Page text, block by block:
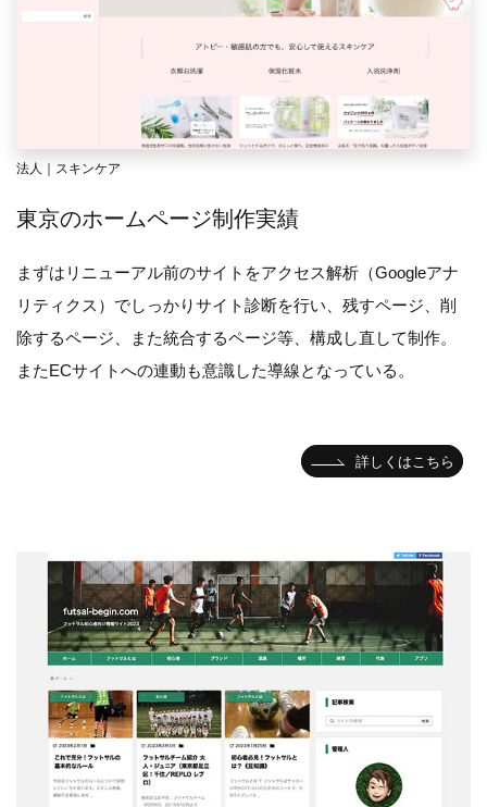
法人｜スキンケア
東京のホームページ制作実績
まずはリニューアル前のサイトをアクセス解析（Googleアナ
リティクス）でしっかりサイト診断を行い、残すページ、削
除するページ、また統合するページ等、構成し直して制作。
またECサイトへの連動も意識した導線となっている。
詳しくはこちら